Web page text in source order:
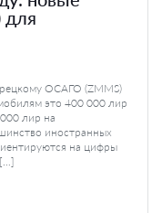
ОСАГО (ZMMS)
это 400 000 лир
лир на
иностранных
на цифры